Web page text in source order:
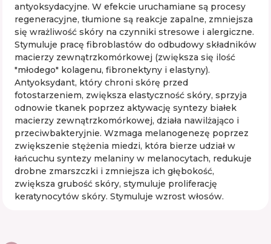
antyoksydacyjne. W efekcie uruchamiane są procesy
regeneracyjne, tłumione są reakcje zapalne, zmniejsza
się wrażliwość skóry na czynniki stresowe i alergiczne.
Stymuluje pracę fibroblastów do odbudowy składników
macierzy zewnątrzkomórkowej (zwiększa się ilość
"młodego" kolagenu, fibronektyny i elastyny).
Antyoksydant, który chroni skórę przed
fotostarzeniem, zwiększa elastyczność skóry, sprzyja
odnowie tkanek poprzez aktywację syntezy białek
macierzy zewnątrzkomórkowej, działa nawilżająco i
przeciwbakteryjnie. Wzmaga melanogenezę poprzez
zwiększenie stężenia miedzi, która bierze udział w
łańcuchu syntezy melaniny w melanocytach, redukuje
drobne zmarszczki i zmniejsza ich głębokość,
zwiększa grubość skóry, stymuluje proliferację
keratynocytów skóry. Stymuluje wzrost włosów.